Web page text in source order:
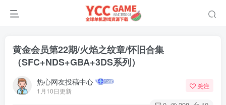
黄金会员第22期/火焰之纹章/怀旧合集
（SFC+NDS+GBA+3DS系列）
热心网友投稿中心
1月10日更新
关注